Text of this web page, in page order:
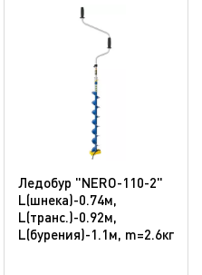
Ледобур "NERO-110-2"
L(шнека)-0.74м,
L(транс.)-0.92м,
L(бурения)-1.1м, m=2.6кг